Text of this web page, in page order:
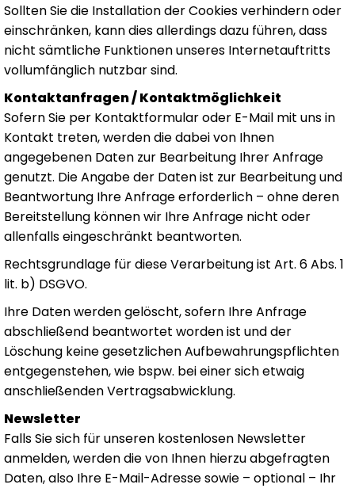
Sollten Sie die Installation der Cookies verhindern oder
einschränken, kann dies allerdings dazu führen, dass
nicht sämtliche Funktionen unseres Internetauftritts
vollumfänglich nutzbar sind.
Kontaktanfragen / Kontaktmöglichkeit
Sofern Sie per Kontaktformular oder E-Mail mit uns in
Kontakt treten, werden die dabei von Ihnen
angegebenen Daten zur Bearbeitung Ihrer Anfrage
genutzt. Die Angabe der Daten ist zur Bearbeitung und
Beantwortung Ihre Anfrage erforderlich – ohne deren
Bereitstellung können wir Ihre Anfrage nicht oder
allenfalls eingeschränkt beantworten.
Rechtsgrundlage für diese Verarbeitung ist Art. 6 Abs. 1
lit. b) DSGVO.
Ihre Daten werden gelöscht, sofern Ihre Anfrage
abschließend beantwortet worden ist und der
Löschung keine gesetzlichen Aufbewahrungspflichten
entgegenstehen, wie bspw. bei einer sich etwaig
anschließenden Vertragsabwicklung.
Newsletter
Falls Sie sich für unseren kostenlosen Newsletter
anmelden, werden die von Ihnen hierzu abgefragten
Daten, also Ihre E-Mail-Adresse sowie – optional – Ihr